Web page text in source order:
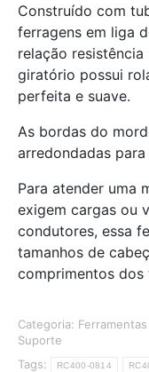
Construído com
ferragens em liga
relação
giratório possui
perfeita e suave.
As bordas do
arredondadas
Para atender uma
exigem cargas ou
condutores, essa
tamanhos de
comprimentos dos
Categoria:
Suporte
Tags:
RC400-0814